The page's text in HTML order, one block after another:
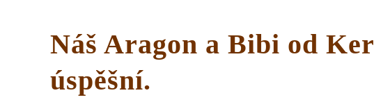
Náš Aragon a Bibi od
úspěšní.